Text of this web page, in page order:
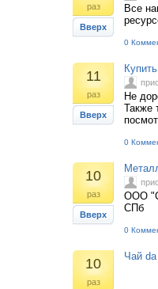
раз
Вверх
Все
0
11
раз
Вверх
Не
Также
0
10
раз
Вверх
ООО
СПб
0
10
раз
Чай